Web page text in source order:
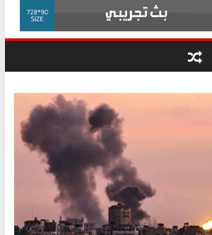
الوزاري لمدينة الصحفيين.. وانتهاء أعمال
إنشاء المبنى الإداري
المجلس القومي لحقوق الإنسان يعلن
متابعة قضية الدكتور محمد زهران.. ويؤكد:
قرينة البراءة وضمانات المحاكمة العادلة